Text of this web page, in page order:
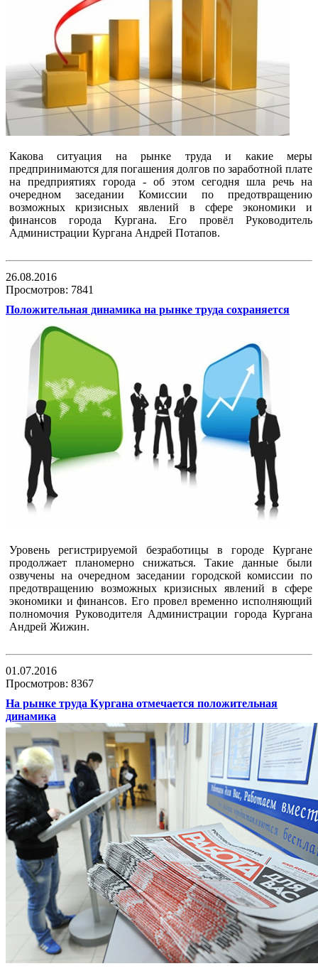
Какова ситуация на рынке труда и какие меры
предпринимаются для погашения долгов по заработной плате
на предприятиях города - об этом сегодня шла речь на
очередном заседании Комиссии по предотвращению
возможных кризисных явлений в сфере экономики и
финансов города Кургана. Его провёл Руководитель
Администрации Кургана Андрей Потапов.
26.08.2016
Просмотров: 7841
Положительная динамика на рынке труда сохраняется
Уровень регистрируемой безработицы в городе Кургане
продолжает планомерно снижаться. Такие данные были
озвучены на очередном заседании городской комиссии по
предотвращению возможных кризисных явлений в сфере
экономики и финансов. Его провел временно исполняющий
полномочия Руководителя Администрации города Кургана
Андрей Жижин.
01.07.2016
Просмотров: 8367
На рынке труда Кургана отмечается положительная
динамика